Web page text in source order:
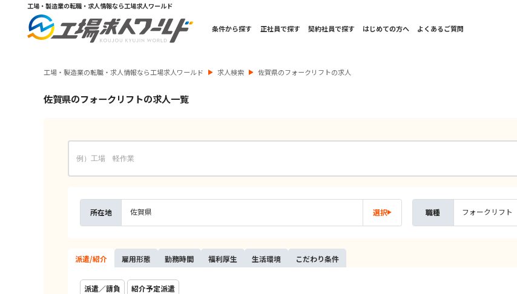
工場・製造業の転職・求人情報なら工場求人ワールド
条件から探す 正社員で探す 契約社員で探す はじめての方へ よくあるご質問
工場・製造業の転職・求人情報なら工場求人ワールド 求人検索 佐賀県のフォークリフトの求人
佐賀県のフォークリフトの求人一覧
所在地 佐賀県 選択 職種 フォークリフト
派遣/紹介 雇用形態 勤務時間 福利厚生 生活環境 こだわり条件
派遣／請負 紹介予定派遣